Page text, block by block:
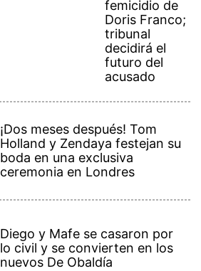
femicidio de
Doris Franco;
tribunal
decidirá el
futuro del
acusado
¡Dos meses después! Tom
Holland y Zendaya festejan su
boda en una exclusiva
ceremonia en Londres
Diego y Mafe se casaron por
lo civil y se convierten en los
nuevos De Obaldía